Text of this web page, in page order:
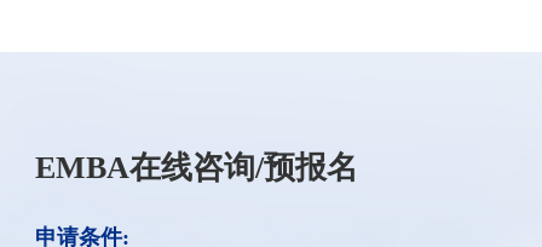
EMBA在线咨询/预报名
申请条件: